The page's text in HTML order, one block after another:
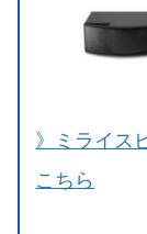
》ミライス
こちら